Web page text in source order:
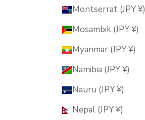
Montserrat (JPY ¥)
Mosambik (JPY ¥)
Myanmar (JPY ¥)
Namibia (JPY ¥)
Nauru (JPY ¥)
Nepal (JPY ¥)